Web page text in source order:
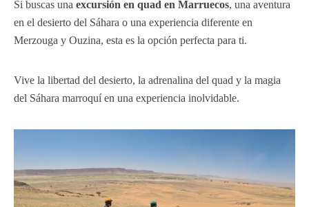
Si buscas una excursión en quad en Marruecos, una aventura
en el desierto del Sáhara o una experiencia diferente en
Merzouga y Ouzina, esta es la opción perfecta para ti.
Vive la libertad del desierto, la adrenalina del quad y la magia
del Sáhara marroquí en una experiencia inolvidable.